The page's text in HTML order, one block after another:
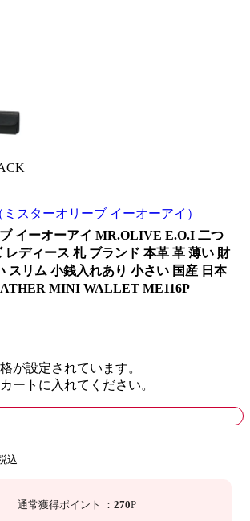
ミスターオリーブ イーオーアイ）
イーオーアイ MR.OLIVE E.O.I 二つ
レディース 札 ブランド 本革 革 薄い 財
スリム 小銭入れあり 小さい 国産 日本
MINI WALLET ME116P
が設定されています。
ートに入れてください。
込
通常獲得ポイント ： 270P